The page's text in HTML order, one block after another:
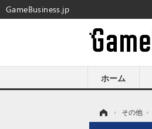
ホーム
› その他 ›
GameBusiness.jp